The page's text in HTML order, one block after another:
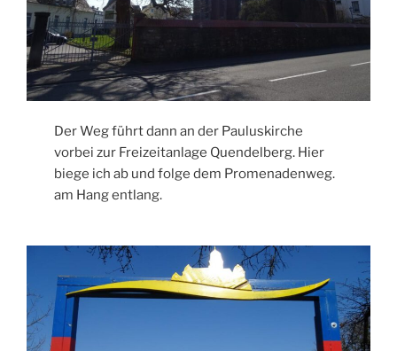
Der Weg führt dann an der Pauluskirche
vorbei zur Freizeitanlage Quendelberg. Hier
biege ich ab und folge dem Promenadenweg.
am Hang entlang.